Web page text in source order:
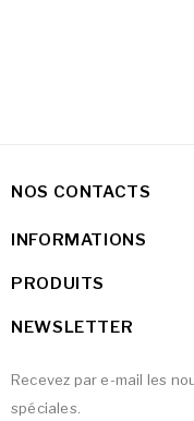
NOS CONTACTS
INFORMATIONS
PRODUITS
NEWSLETTER
Recevez par e-mail les
spéciales.